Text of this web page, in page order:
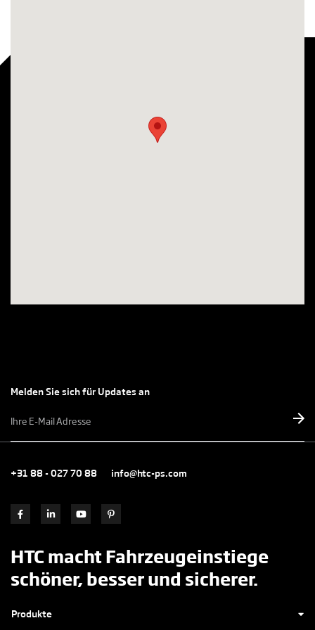
Melden Sie sich für Updates an
mailadres *
+31 88 - 027 70 88 info@htc-ps.com
HTC macht Fahrzeugeinstiege
schöner, besser und sicherer.
Produkte